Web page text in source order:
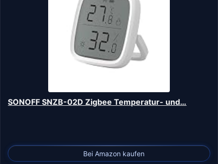
SONOFF SNZB-02D Zigbee Temperatur- und…
Bei Amazon kaufen